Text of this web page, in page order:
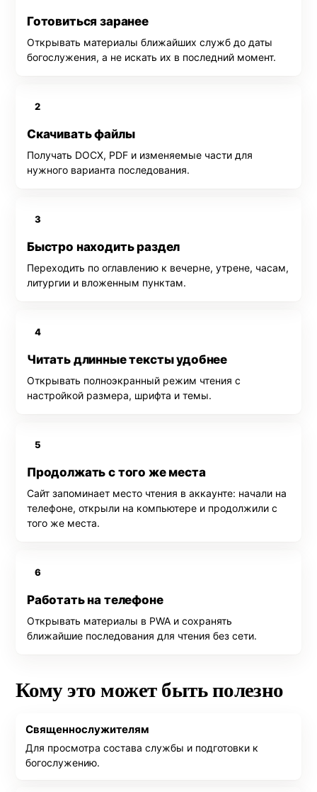
Готовиться заранее
Открывать материалы ближайших служб до даты
богослужения, а не искать их в последний момент.
2
Скачивать файлы
Получать DOCX, PDF и изменяемые части для
нужного варианта последования.
3
Быстро находить раздел
Переходить по оглавлению к вечерне, утрене, часам,
литургии и вложенным пунктам.
4
Читать длинные тексты удобнее
Открывать полноэкранный режим чтения с
настройкой размера, шрифта и темы.
5
Продолжать с того же места
Сайт запоминает место чтения в аккаунте: начали на
телефоне, открыли на компьютере и продолжили с
того же места.
6
Работать на телефоне
Открывать материалы в PWA и сохранять
ближайшие последования для чтения без сети.
Кому это может быть полезно
Священнослужителям
Для просмотра состава службы и подготовки к
богослужению.